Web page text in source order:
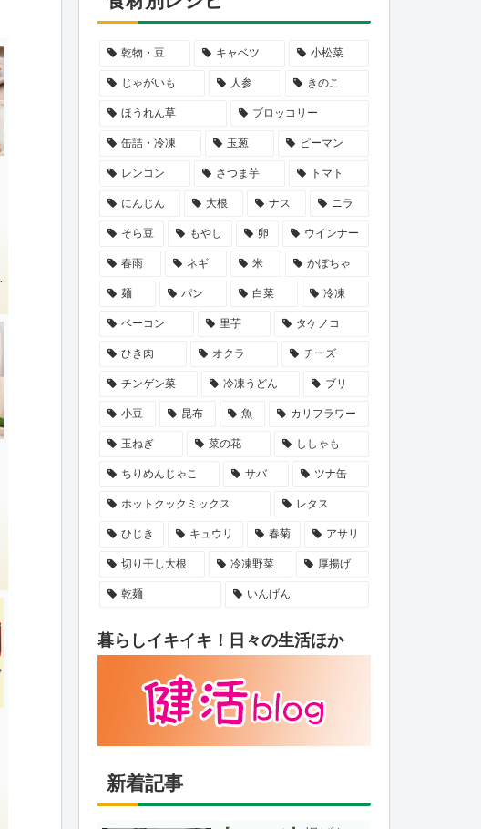
乾物・豆 キャベツ 小松菜
じゃがいも 人参 きのこ
ほうれん草 ブロッコリー
缶詰・冷凍 玉葱 ピーマン
レンコン さつま芋 トマト
にんじん 大根 ナス ニラ
そら豆 もやし 卵 ウインナー
春雨 ネギ 米 かぼちゃ
麺 パン 白菜 冷凍
ベーコン 里芋 タケノコ
ひき肉 オクラ チーズ
チンゲン菜 冷凍うどん ブリ
小豆 昆布 魚 カリフラワー
玉ねぎ 菜の花 ししゃも
ちりめんじゃこ サバ ツナ缶
ホットクックミックス レタス
ひじき キュウリ 春菊 アサリ
切り干し大根 冷凍野菜 厚揚げ
乾麺 いんげん
暮らしイキイキ！日々の生活ほか
新着記事